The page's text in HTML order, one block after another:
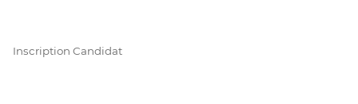
Inscription Candidat